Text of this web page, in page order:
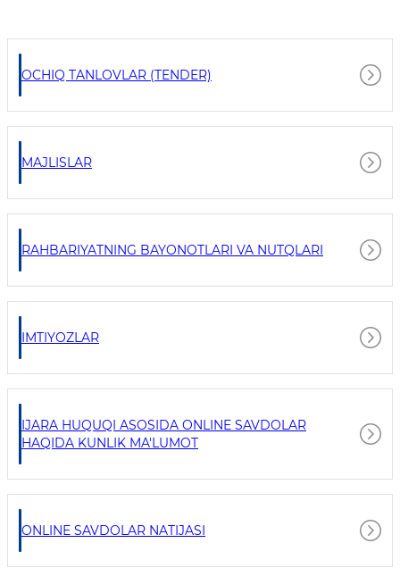
OCHIQ TANLOVLAR (TENDER)
MAJLISLAR
RAHBARIYATNING BAYONOTLARI VA NUTQLARI
IMTIYOZLAR
IJARA HUQUQI ASOSIDA ONLINE SAVDOLAR
HAQIDA KUNLIK MA'LUMOT
ONLINE SAVDOLAR NATIJASI